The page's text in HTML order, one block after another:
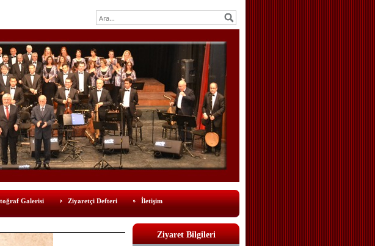
Galerisi Ziyaretçi Defteri İletişim
Ziyaret Bilgileri